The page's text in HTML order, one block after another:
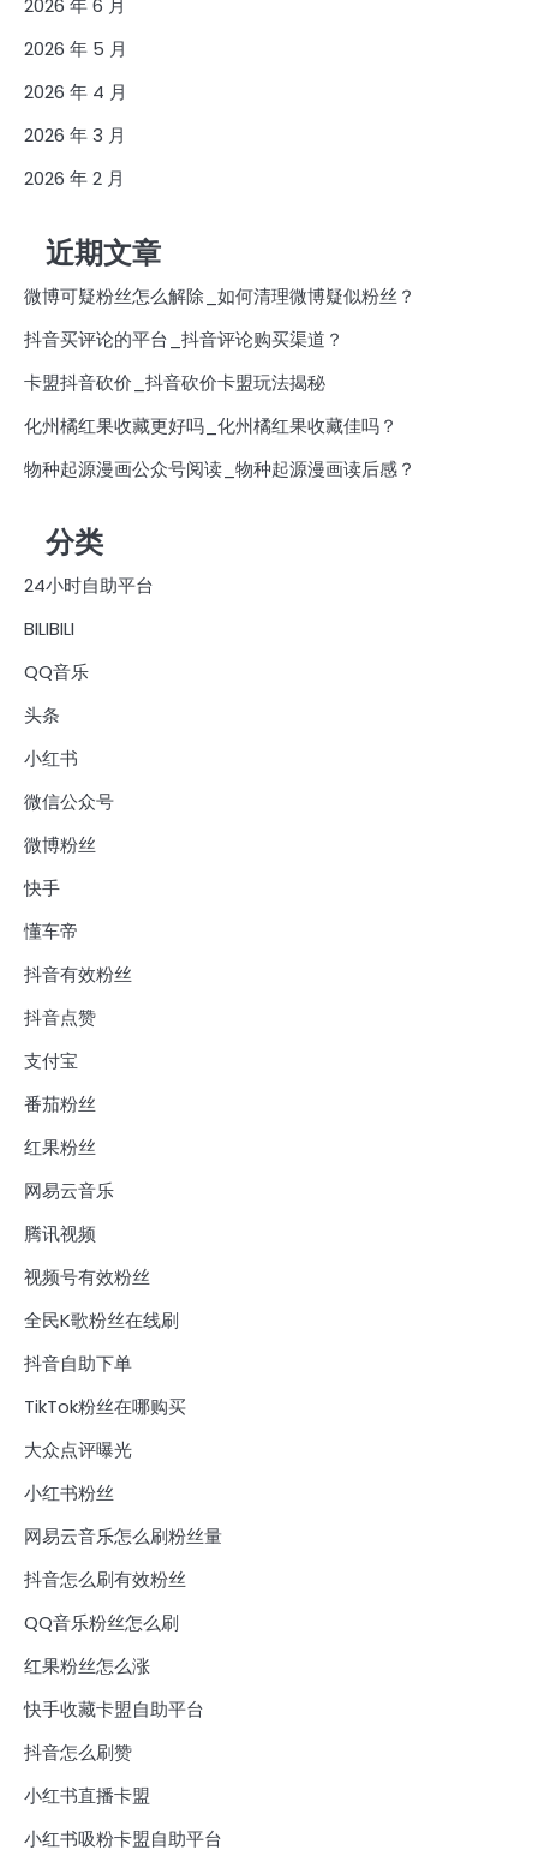
2026 年 6 月
2026 年 5 月
2026 年 4 月
2026 年 3 月
2026 年 2 月
近期文章
微博可疑粉丝怎么解除_如何清理微博疑似粉丝？
抖音买评论的平台_抖音评论购买渠道？
卡盟抖音砍价_抖音砍价卡盟玩法揭秘
化州橘红果收藏更好吗_化州橘红果收藏佳吗？
物种起源漫画公众号阅读_物种起源漫画读后感？
分类
24小时自助平台
BILIBILI
QQ音乐
头条
小红书
微信公众号
微博粉丝
快手
懂车帝
抖音有效粉丝
抖音点赞
支付宝
番茄粉丝
红果粉丝
网易云音乐
腾讯视频
视频号有效粉丝
全民K歌粉丝在线刷
抖音自助下单
TikTok粉丝在哪购买
大众点评曝光
小红书粉丝
网易云音乐怎么刷粉丝量
抖音怎么刷有效粉丝
QQ音乐粉丝怎么刷
红果粉丝怎么涨
快手收藏卡盟自助平台
抖音怎么刷赞
小红书直播卡盟
小红书吸粉卡盟自助平台